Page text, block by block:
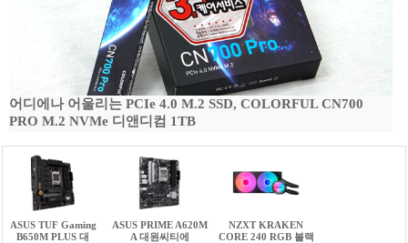
어디에나 어울리는 PCIe 4.0 M.2 SSD, COLORFUL CN700
PRO M.2 NVMe 디앤디컴 1TB